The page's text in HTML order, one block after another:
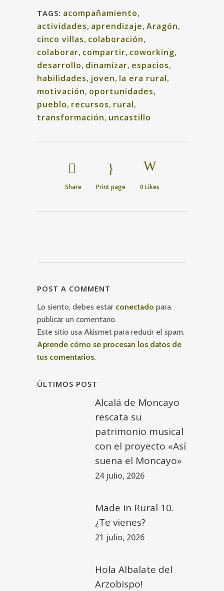
TAGS: acompañamiento,
actividades, aprendizaje, Aragón,
cinco villas, colaboración,
colaborar, compartir, coworking,
desarrollo, dinamizar, espacios,
habilidades, joven, la era rural,
motivación, oportunidades,
pueblo, recursos, rural,
transformación, uncastillo
Share Print page 0 Likes
POST A COMMENT
Lo siento, debes estar conectado para
publicar un comentario.
Este sitio usa Akismet para reducir el spam.
Aprende cómo se procesan los datos de
tus comentarios.
ÚLTIMOS POST
Alcalá de Moncayo
rescata su
patrimonio musical
con el proyecto «Así
suena el Moncayo»
24 julio, 2026
Made in Rural 10.
¿Te vienes?
21 julio, 2026
Hola Albalate del
Arzobispo!